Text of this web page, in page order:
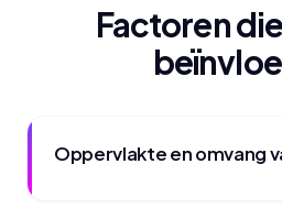
Factoren
Oppervlakte en omvang